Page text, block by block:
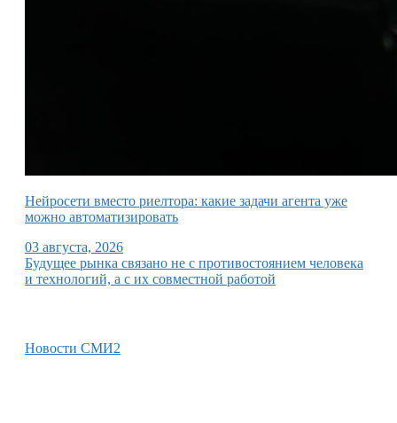
Нейросети вместо риелтора: какие задачи агента уже
можно автоматизировать
03 августа, 2026
Будущее рынка связано не с противостоянием человека
и технологий, а с их совместной работой
Новости СМИ2